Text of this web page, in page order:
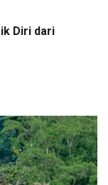
Diri dari